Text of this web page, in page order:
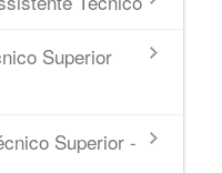
Superior
Superior -